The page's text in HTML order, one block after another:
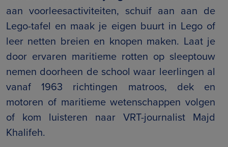
aan voorleesactiviteiten, schuif aan aan de
Lego-tafel en maak je eigen buurt in Lego of
leer netten breien en knopen maken. Laat je
door ervaren maritieme rotten op sleeptouw
nemen doorheen de school waar leerlingen al
vanaf 1963 richtingen matroos, dek en
motoren of maritieme wetenschappen volgen
of kom luisteren naar VRT-journalist Majd
Khalifeh.